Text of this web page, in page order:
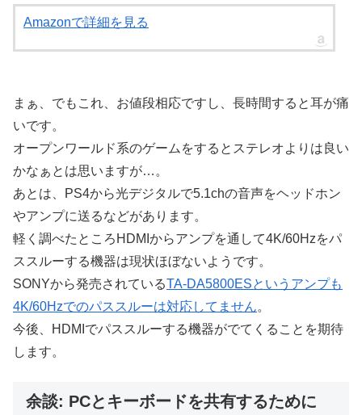
Amazonで詳細を見る
まぁ、でもこれ、お値段相応ですし、長時間すると耳が痛
いです。
オープンワールド系のゲームをするとステレオよりは良い
かなぁとは思いますが…。
あとは、PS4から光デジタルで5.1chの音声をヘッドホン
やアンプに送るなどがあります。
軽く調べたところHDMIからアンプを通して4K/60Hzをパ
ススルーする機器は現状ほぼないようです。
SONYから発売されているTA-DA5800ESというアンプも
4K/60Hzでのパススルーは対応してません。
今後、HDMIでパススルーする機器がでてくることを期待
します。
余談: PCとキーボードを共有するために